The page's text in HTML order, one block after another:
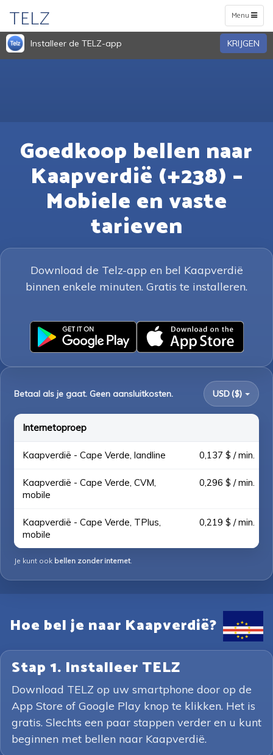
Toggle
navigation
Menu
TELZ
Installeer de TELZ-app KRIJGEN
Goedkoop bellen naar
Kaapverdië (+238) –
Mobiele en vaste
tarieven
Download de Telz-app en bel Kaapverdië
binnen enkele minuten. Gratis te installeren.
Betaal als je gaat. Geen aansluitkosten. USD ($)
Internetoproep
Kaapverdië - Cape Verde, landline 0,137 $ / min.
Kaapverdië - Cape Verde, CVM,
mobile
0,296 $ / min.
Kaapverdië - Cape Verde, TPlus,
mobile
0,219 $ / min.
Je kunt ook bellen zonder internet.
Hoe bel je naar Kaapverdië?
Stap 1. Installeer TELZ
Download TELZ op uw smartphone door op de
App Store of Google Play knop te klikken. Het is
gratis. Slechts een paar stappen verder en u kunt
beginnen met bellen naar Kaapverdië.